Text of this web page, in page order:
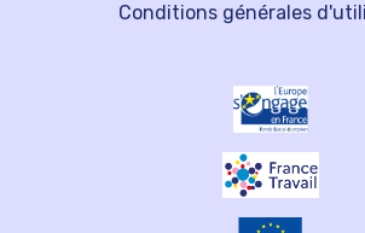
Conditions générales